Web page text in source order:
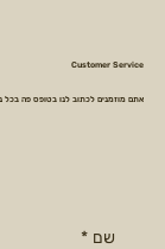
Customer Service
אתם מוזמנים לכתוב לנו בטופס פה בכל
שם *